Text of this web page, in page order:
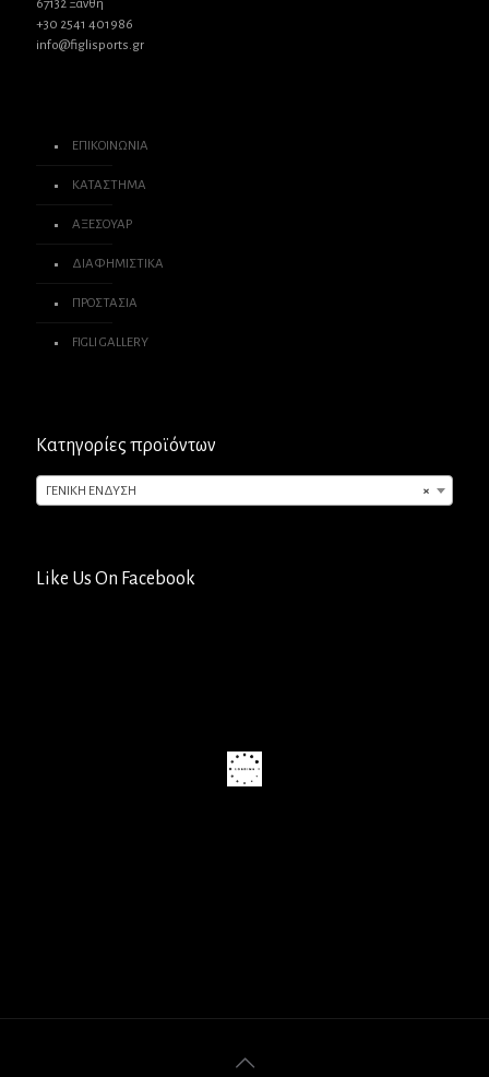
67132 Ξάνθη
+30 2541 401986
info@figlisports.gr
ΕΠΙΚΟΙΝΩΝΙΑ
ΚΑΤΑΣΤΗΜΑ
ΑΞΕΣΟΥΑΡ
ΔΙΑΦΗΜΙΣΤΙΚΑ
ΠΡΟΣΤΑΣΙΑ
FIGLI GALLERY
Κατηγορίες προϊόντων
×
ΓΕΝΙΚΗ ΕΝΔΥΣΗ
Like Us On Facebook